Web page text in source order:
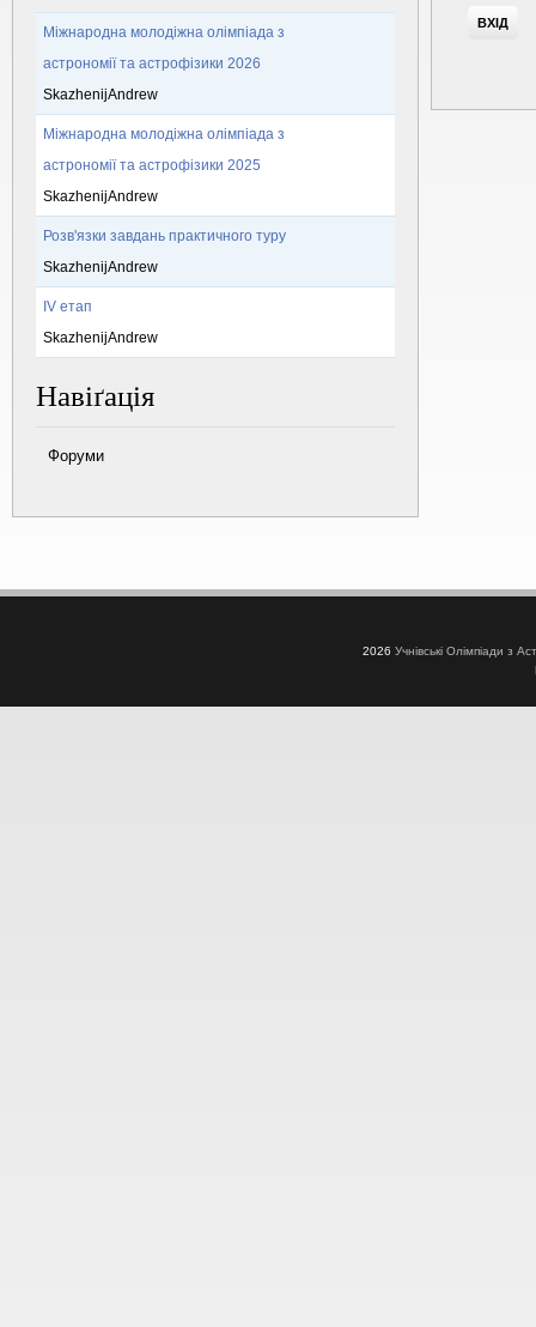
Міжнародна молодіжна олімпіада з
астрономії та астрофізики 2026
SkazhenijAndrew
Міжнародна молодіжна олімпіада з
астрономії та астрофізики 2025
SkazhenijAndrew
Розв'язки завдань практичного туру
SkazhenijAndrew
IV етап
SkazhenijAndrew
Навіґація
Форуми
2026 Учнівські Олімпіади з